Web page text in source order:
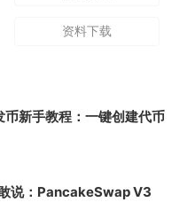
资料下载
新手教程：一键创建代币
说：PancakeSwap V3